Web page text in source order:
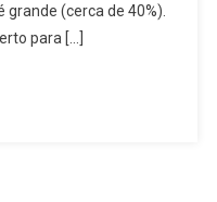
(cerca de 40%).
para […]